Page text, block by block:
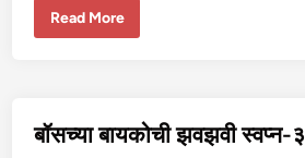
बॉ
झ
व
Read More
बॉसच्या बायकोची झवझवी स्वप्न-३